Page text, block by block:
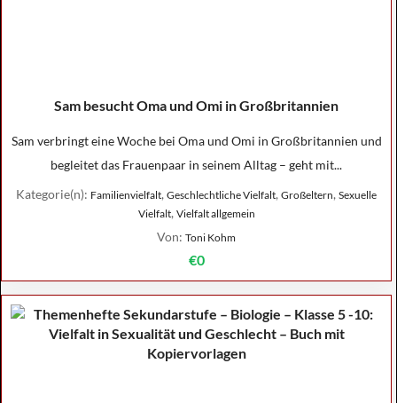
Sam besucht Oma und Omi in Großbritannien
Sam verbringt eine Woche bei Oma und Omi in Großbritannien und
begleitet das Frauenpaar in seinem Alltag – geht mit...
Kategorie(n): Familienvielfalt, Geschlechtliche Vielfalt, Großeltern, Sexuelle
Vielfalt, Vielfalt allgemein
Von: Toni Kohm
€0